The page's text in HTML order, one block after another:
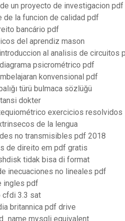
un proyecto de investigacion pdf
de la funcion de calidad pdf
bancário pdf
del aprendiz mason
al analisis de circuitos
psicrométrico pdf
konvensional pdf
türü bulmaca sözlüğü
dokter
exercicios resolvidos
de la lengua
no transmisibles pdf 2018
de direito em pdf gratis
tidak bisa di format
inecuaciones no lineales pdf
ingles pdf
cfdi 3.3 sat
britannica pdf drive
mysqli equivalent